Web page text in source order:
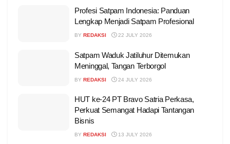
Profesi Satpam Indonesia: Panduan
Lengkap Menjadi Satpam Profesional
BY REDAKSI 22 JULY 2026
Satpam Waduk Jatiluhur Ditemukan
Meninggal, Tangan Terborgol
BY REDAKSI 24 JULY 2026
HUT ke-24 PT Bravo Satria Perkasa,
Perkuat Semangat Hadapi Tantangan
Bisnis
BY REDAKSI 13 JULY 2026